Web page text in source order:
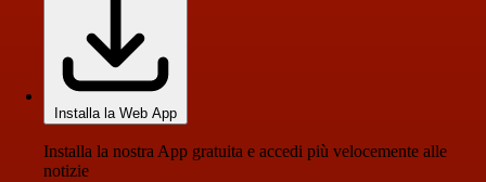
Installa la Web App
Installa la nostra App gratuita e accedi più velocemente alle
notizie